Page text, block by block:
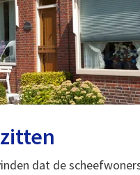
dat de